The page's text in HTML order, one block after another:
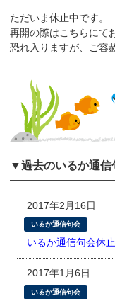
ただいま休止中です。
再開の際はこちらにて
恐れ入りますが、ご容
▼過去のいるか通信
2017年2月16日
いるか通信句会
いるか通信句会休
2017年1月6日
いるか通信句会